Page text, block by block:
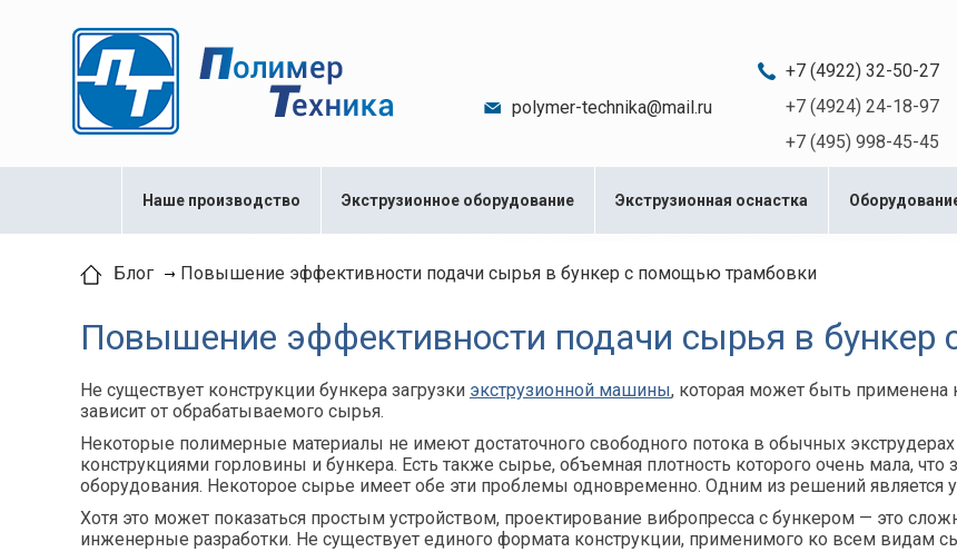
+7 (4922) 32-50-27
polymer-technika@mail.ru
+7 (4924) 24-18-97
+7 (495) 998-45-45
Наше производство Экструзионное оборудование Экструзионная оснастка
Блог Повышение эффективности подачи сырья в бункер с помощью трамбовки
Повышение эффективности подачи сырья в
Не существует конструкции бункера загрузки экструзионной машины, которая может быть
зависит от обрабатываемого сырья.
Некоторые полимерные материалы не имеют достаточного свободного потока в обычных
конструкциями горловины и бункера. Есть также сырье, объемная плотность которого очень мала, что
оборудования. Некоторое сырье имеет обе эти проблемы одновременно. Одним из решений является
Хотя это может показаться простым устройством, проектирование вибропресса с бункером — это
инженерные разработки. Не существует единого формата конструкции, применимого ко всем видам